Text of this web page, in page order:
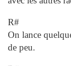
R#
On lance
de peu.